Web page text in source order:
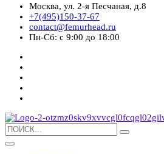
Москва, ул. 2-я Песчаная, д.8
+7(495)150-37-67
contact@femurhead.ru
Пн-Сб: с 9:00 до 18:00